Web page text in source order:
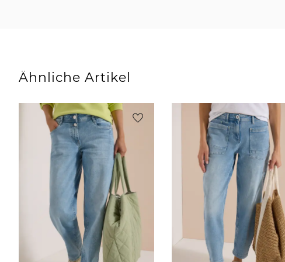
Ähnliche Artikel